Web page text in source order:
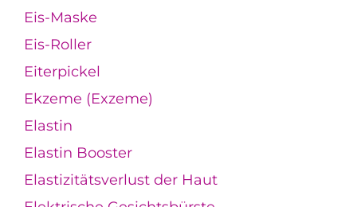
Eis-Maske
Eis-Roller
Eiterpickel
Ekzeme (Exzeme)
Elastin
Elastin Booster
Elastizitätsverlust der Haut